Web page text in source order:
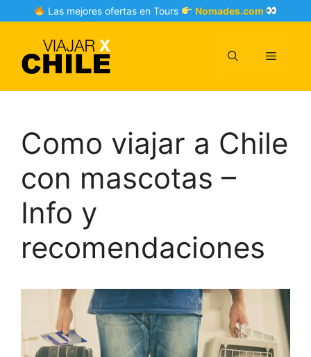
to
Las mejores ofertas en Tours Nomades.com
Menu
Como viajar a Chile
con mascotas –
Info y
recomendaciones